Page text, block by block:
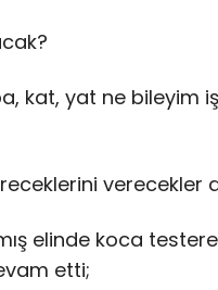
kat, yat ne bileyim
verecekler
elinde koca
etti;